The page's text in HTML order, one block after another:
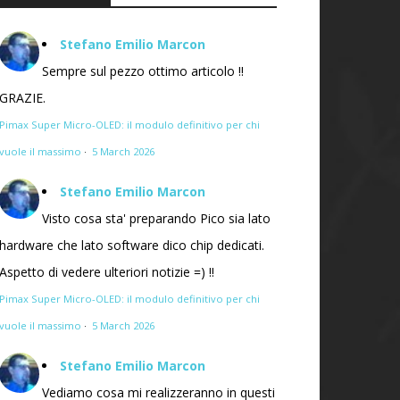
Stefano Emilio Marcon
Sempre sul pezzo ottimo articolo !!
GRAZIE.
Pimax Super Micro-OLED: il modulo definitivo per chi
vuole il massimo · 5 March 2026
Stefano Emilio Marcon
Visto cosa sta' preparando Pico sia lato
hardware che lato software dico chip dedicati.
Aspetto di vedere ulteriori notizie =) !!
Pimax Super Micro-OLED: il modulo definitivo per chi
vuole il massimo · 5 March 2026
Stefano Emilio Marcon
Vediamo cosa mi realizzeranno in questi